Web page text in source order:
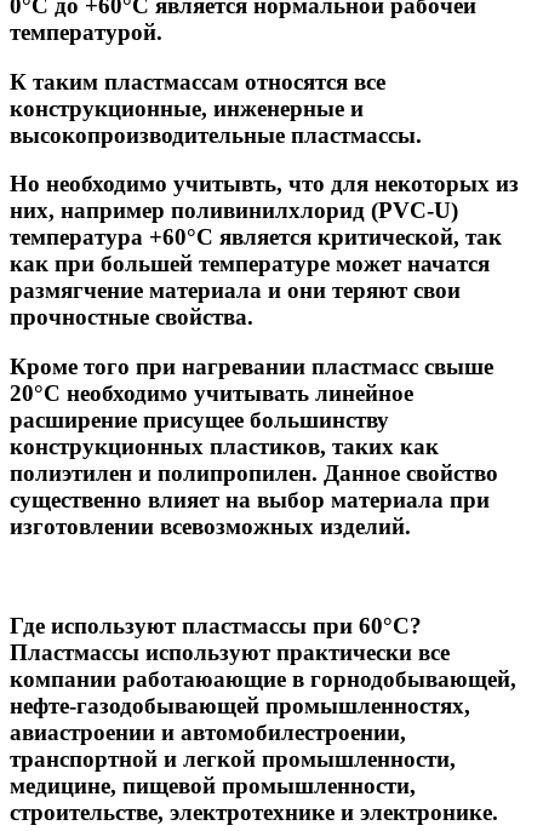
0°С до +60°С является нормальной рабочей
температурой.
К таким пластмассам относятся все
конструкционные, инженерные и
высокопроизводительные пластмассы.
Но необходимо учитывть, что для некоторых из
них, например поливинилхлорид (PVC-U)
температура +60°С является критической, так
как при большей температуре может начатся
размягчение материала и они теряют свои
прочностные свойства.
Кроме того при нагревании пластмасс свыше
20°С необходимо учитывать линейное
расширение присущее большинству
конструкционных пластиков, таких как
полиэтилен и полипропилен. Данное свойство
существенно влияет на выбор материала при
изготовлении всевозможных изделий.
Где используют пластмассы при 60°С?
Пластмассы используют практически все
компании работаюающие в горнодобывающей,
нефте-газодобывающей промышленностях,
авиастроении и автомобилестроении,
транспортной и легкой промышленности,
медицине, пищевой промышленности,
строительстве, электротехнике и электронике.